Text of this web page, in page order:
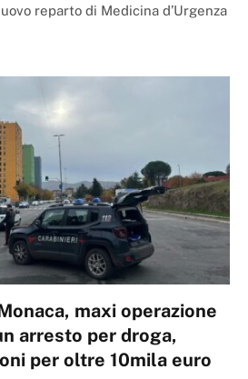
reparto di Medicina d’Urgenza
maxi operazione
arresto per droga,
per oltre 10mila euro